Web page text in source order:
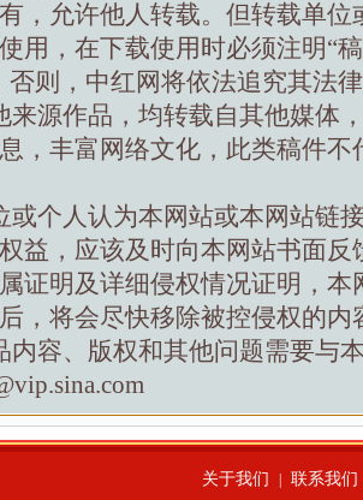
，允许他人转载。但转载单位
用，在下载使用时必须注明“
否则，中红网将依法追究其法
来源作品，均转载自其他媒体
，丰富网络文化，此类稿件不
或个人认为本网站或本网站链
益，应该及时向本网站书面反
证明及详细侵权情况证明，本
，将会尽快移除被控侵权的内
内容、版权和其他问题需要与
关于我们 联系我们